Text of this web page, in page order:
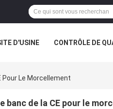
D'USINE CONTRÔLE DE
Pour Le Morcellement
banc de la CE pour le